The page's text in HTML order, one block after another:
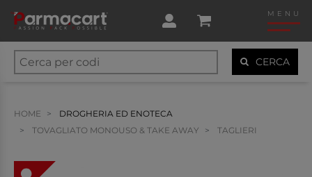
MENU
CERCA
HOME
DROGHERIA ED ENOTECA
TOVAGLIATO MONOUSO & TAKE AWAY
TAGLIERI